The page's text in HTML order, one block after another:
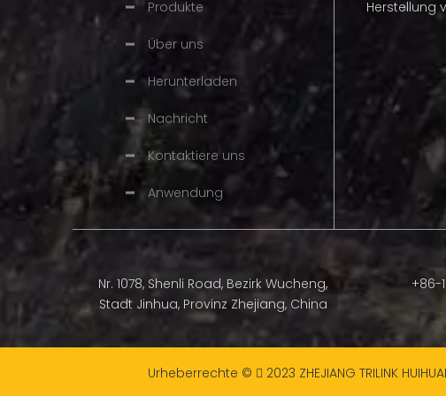
Halbmeißelschneider
1. Diese Ketten
und so konzipiert,
2. Alle unsere
verbesserte
Passt für
Geeignet für alle
Verpackung im
Produkte
Über uns
Herunterladen
Nachricht
Kontaktiere uns
Anwendung
Herstellung
Nr. 1078, Shenli Road, Bezirk Wucheng,
Stadt Jinhua, Provinz Zhejiang, China
+86-
Urheberrechte ©  2023 ZHEJIANG TRILINK